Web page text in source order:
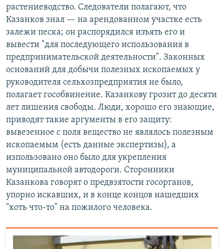
растениеводство. Следователи полагают, что
Казанков знал — на арендованном участке есть
залежи песка; он распорядился изъять его и
вывести "для последующего использования в
предпринимательской деятельности". Законных
оснований для добычи полезных ископаемых у
руководителя сельхозпредприятия не было,
полагает гособвинение. Казанкову грозит до десяти
лет лишения свободы. Люди, хорошо его знающие,
приводят такие аргументы в его защиту:
вывезенное с поля вещество не являлось полезным
ископаемым (есть данные экспертизы), а
изпользовано оно было для укрепления
муниципальной автодороги. Сторонники
Казанкова говорят о предвзятости госорганов,
упорно искавших, и в конце концов нашедших
"хоть что-то" на пожилого человека.